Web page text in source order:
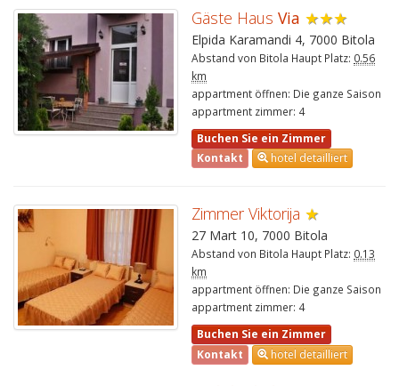
Gäste Haus Via ★★★
Elpida Karamandi 4, 7000 Bitola
Abstand von Bitola Haupt Platz: 0.56
km
appartment öffnen: Die ganze Saison
appartment zimmer: 4
Buchen Sie ein Zimmer
Kontakt
hotel detailliert
Zimmer Viktorija ★
27 Mart 10, 7000 Bitola
Abstand von Bitola Haupt Platz: 0.13
km
appartment öffnen: Die ganze Saison
appartment zimmer: 4
Buchen Sie ein Zimmer
Kontakt
hotel detailliert